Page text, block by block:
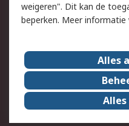
Algemene
verkoopvoorwaarden
Over RS
RS Group
RS wereldwijd
ESG
weigeren". Dit kan de
beperken. Meer informatie
Alles